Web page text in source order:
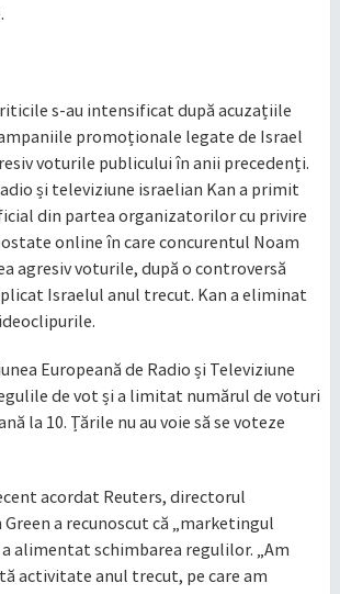
s-au intensificat după acuzațiile
promoționale legate de Israel
voturile publicului în anii precedenți.
și televiziune israelian Kan a primit
din partea organizatorilor cu privire
online în care concurentul Noam
agresiv voturile, după o controversă
Israelul anul trecut. Kan a eliminat
Europeană de Radio și Televiziune
de vot și a limitat numărul de voturi
la 10. Țările nu au voie să se voteze
acordat Reuters, directorul
a recunoscut că „marketingul
alimentat schimbarea regulilor. „Am
activitate anul trecut, pe care am